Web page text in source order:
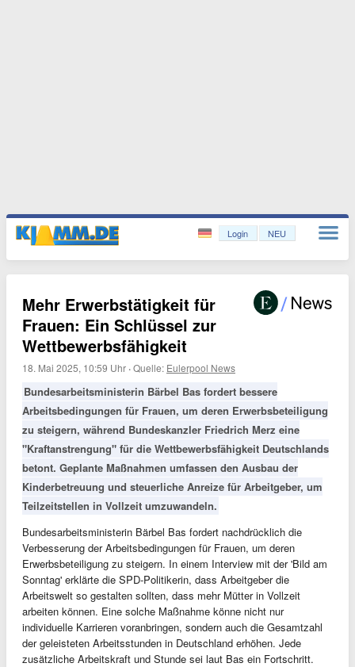
Login NEU
Mehr Erwerbstätigkeit für
Frauen: Ein Schlüssel zur
Wettbewerbsfähigkeit
18. Mai 2025, 10:59 Uhr ·Quelle: Eulerpool News
Bundesarbeitsministerin Bärbel Bas fordert bessere
Arbeitsbedingungen für Frauen, um deren Erwerbsbeteiligung
zu steigern, während Bundeskanzler Friedrich Merz eine
"Kraftanstrengung" für die Wettbewerbsfähigkeit Deutschlands
betont. Geplante Maßnahmen umfassen den Ausbau der
Kinderbetreuung und steuerliche Anreize für Arbeitgeber, um
Teilzeitstellen in Vollzeit umzuwandeln.
Bundesarbeitsministerin Bärbel Bas fordert nachdrücklich die
Verbesserung der Arbeitsbedingungen für Frauen, um deren
Erwerbsbeteiligung zu steigern. In einem Interview mit der 'Bild am
Sonntag' erklärte die SPD-Politikerin, dass Arbeitgeber die
Arbeitswelt so gestalten sollten, dass mehr Mütter in Vollzeit
arbeiten können. Eine solche Maßnahme könne nicht nur
individuelle Karrieren voranbringen, sondern auch die Gesamtzahl
der geleisteten Arbeitsstunden in Deutschland erhöhen. Jede
zusätzliche Arbeitskraft und Stunde sei laut Bas ein Fortschritt.